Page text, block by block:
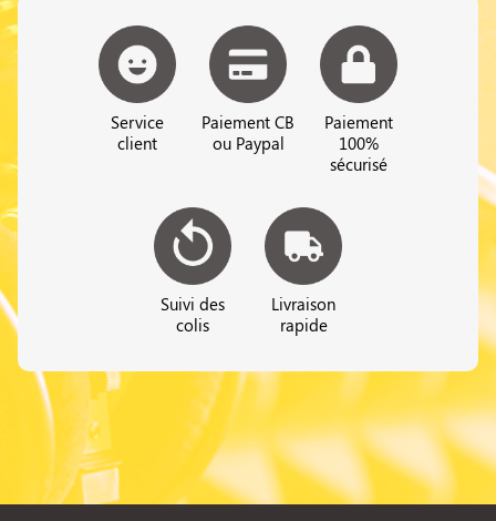
Service
client
Paiement CB
ou Paypal
Paiement
100%
sécurisé
Suivi des
colis
Livraison
rapide